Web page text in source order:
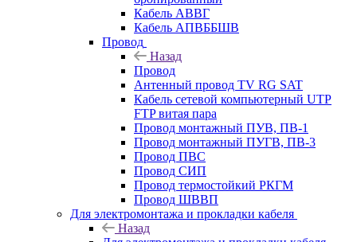
Кабель АВВГ
Кабель АПВББШВ
Провод
Назад
Провод
Антенный провод TV RG SAT
Кабель сетевой компьютерный UTP
FTP витая пара
Провод монтажный ПУВ, ПВ-1
Провод монтажный ПУГВ, ПВ-3
Провод ПВС
Провод СИП
Провод термостойкий РКГМ
Провод ШВВП
Для электромонтажа и прокладки кабеля
Назад